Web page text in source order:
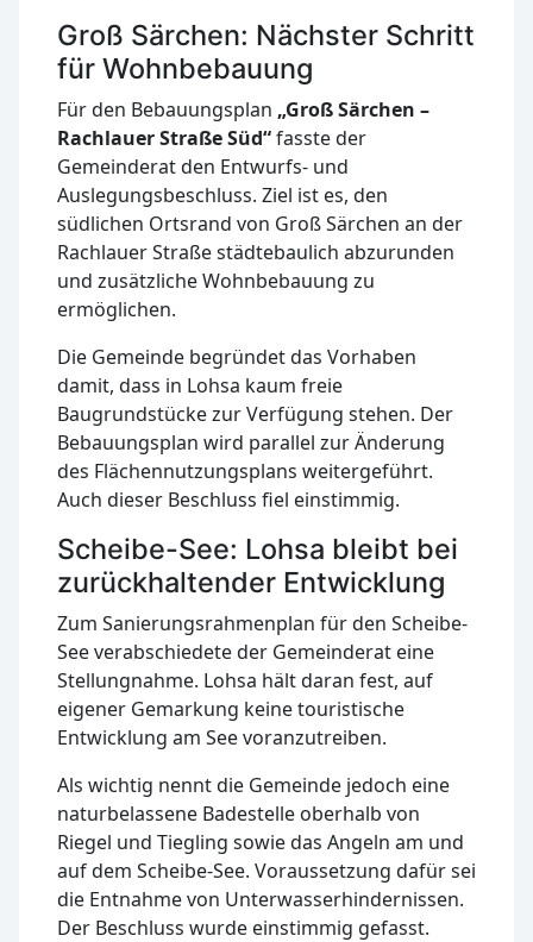
Groß Särchen: Nächster Schritt
für Wohnbebauung
Für den Bebauungsplan „Groß Särchen –
Rachlauer Straße Süd“fasste der
Gemeinderat den Entwurfs- und
Auslegungsbeschluss. Ziel ist es, den
südlichen Ortsrand von Groß Särchen an der
Rachlauer Straße städtebaulich abzurunden
und zusätzliche Wohnbebauung zu
ermöglichen.
Die Gemeinde begründet das Vorhaben
damit, dass in Lohsa kaum freie
Baugrundstücke zur Verfügung stehen. Der
Bebauungsplan wird parallel zur Änderung
des Flächennutzungsplans weitergeführt.
Auch dieser Beschluss fiel einstimmig.
Scheibe-See: Lohsa bleibt bei
zurückhaltender Entwicklung
Zum Sanierungsrahmenplan für den Scheibe-
See verabschiedete der Gemeinderat eine
Stellungnahme. Lohsa hält daran fest, auf
eigener Gemarkung keine touristische
Entwicklung am See voranzutreiben.
Als wichtig nennt die Gemeinde jedoch eine
naturbelassene Badestelle oberhalb von
Riegel und Tiegling sowie das Angeln am und
auf dem Scheibe-See. Voraussetzung dafür sei
die Entnahme von Unterwasserhindernissen.
Der Beschluss wurde einstimmig gefasst.